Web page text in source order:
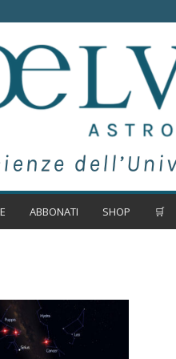
ABBONATI SHOP 🛒